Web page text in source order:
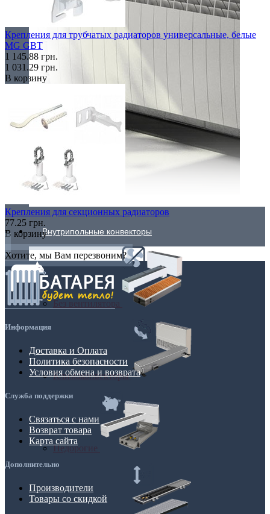
Внутрипольные конвекторы
Климаконвекторы
Недорогие
Крепления для трубчатых радиаторов универсальные, белые
MG GBT
1 145.88 грн.
1 031.29 грн.
В корзину
Крепления для секционных радиаторов
77.25 грн.
В корзину
Хотите, мы Вам перезвоним?
Информация
Доставка и Оплата
Политика безопасности
Условия обмена и возврата
Служба поддержки
Связаться с нами
Возврат товара
Карта сайта
Дополнительно
Производители
Товары со скидкой